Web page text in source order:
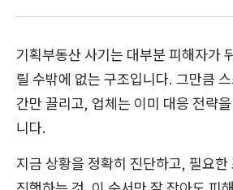
기획부동산 사기는 대부분 피해자가
릴 수밖에 없는 구조입니다. 그만큼
간만 끌리고, 업체는 이미 대응 전략
니다.
지금 상황을 정확히 진단하고, 필요